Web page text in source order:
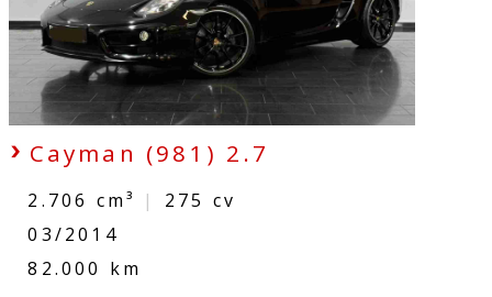
Cayman (981) 2.7
2.706 cm³ | 275 cv
03/2014
82.000 km